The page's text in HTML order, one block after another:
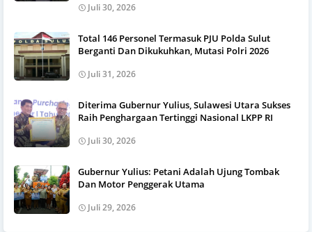
Juli 30, 2026
Total 146 Personel Termasuk PJU Polda Sulut
Berganti Dan Dikukuhkan, Mutasi Polri 2026
Juli 31, 2026
Diterima Gubernur Yulius, Sulawesi Utara Sukses
Raih Penghargaan Tertinggi Nasional LKPP RI
Juli 30, 2026
Gubernur Yulius: Petani Adalah Ujung Tombak
Dan Motor Penggerak Utama
Juli 29, 2026